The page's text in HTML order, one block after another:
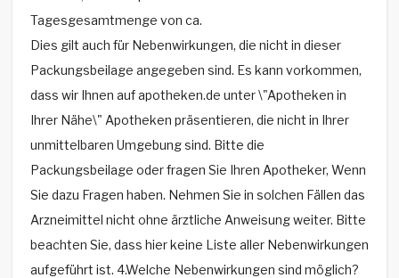
Tagesgesamtmenge von ca.
Dies gilt auch für Nebenwirkungen, die nicht in dieser
Packungsbeilage angegeben sind. Es kann vorkommen,
dass wir Ihnen auf apotheken.de unter \"Apotheken in
Ihrer Nähe\" Apotheken präsentieren, die nicht in Ihrer
unmittelbaren Umgebung sind. Bitte die
Packungsbeilage oder fragen Sie Ihren Apotheker, Wenn
Sie dazu Fragen haben. Nehmen Sie in solchen Fällen das
Arzneimittel nicht ohne ärztliche Anweisung weiter. Bitte
beachten Sie, dass hier keine Liste aller Nebenwirkungen
aufgeführt ist. 4.Welche Nebenwirkungen sind möglich?